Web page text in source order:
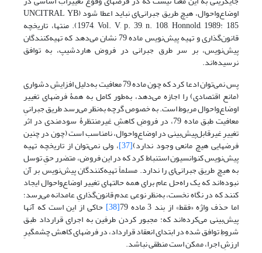
اوضاع‌واحوال، هیچ طریق جبرانی‌ای نباید اعطا شود (UNCITRAL YB
1974, Vol. V, p. 39, n. 108, Honnold, 1989: 185). منتها، تاریخچه
قانون‌گذاری و تهیه پیش‌نویس ماده 79 نشان می‌دهد که تهیه‌کنندگان
پیش‌نویس، بر سر طرق جبرانی در فروض هاردشیپ، به توافق
نرسیده‌اند.
پس نمی‌توان ادعا کرد که چون ماده 79 معافیت به‌دلیل افزایشِ دشواری
(مانع اقتصادی) را اجازه می‌دهد، به‌طور کامل به همۀ فرضهای تغییر
اوضاع‌واحوال مربوط است. به خصوص گرچه به‌نظر می‌رسد طریق جبرانیِ
معافیت طبق ماده 79، در فروضِ کاهشِ غیرمنتظرۀ سودمندی در اثر
تغییرِ غیرقابل‌پیش‌بینی در اوضاع‌واحوال، نامناسب است (چون در چنین
فرضهایی هیچ مانعی وجود ندارد)[37] ، ولی نمی‌توان از تاریخچه تهیه
پیش‌نویس کنوانسیون استنباط کرد که در این فروض، متضرر حقِ توسل
به هیچ طریق جبرانی‌ای را ندارد. مسلماً تهیه‌کنندگان پیش‌نویس بر آن
نبوده‌اند که یک راه‌حل عام برای همه حالتهای تغییر اوضاع‌واحوال ایجاد
کنند که در نگاه نخست، به‌نظر نوعی عدم قانون‌گذاریِ عامدانه می‌رسد؛
اما حذف واژه «فقط» از بند 3 ماده 79 [38] حاکی از این است که آنها
پیش‌بینی می‌کرده‌اند که: مجبور کردن طرفین به اجرای قرارداد طبق
شروطِ توافق شده در ابتدای انعقاد قرارداد، در فرضهای کاهش چشمگیرِ
ارزشِ اجرا، ممکن است منطقی نباشد.